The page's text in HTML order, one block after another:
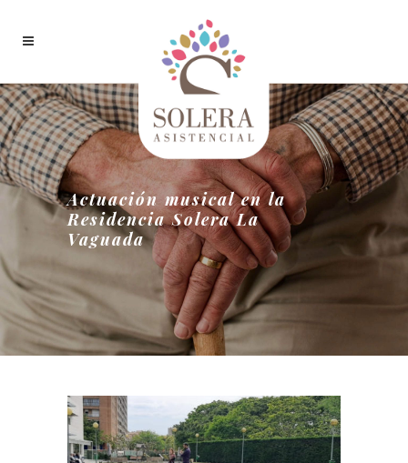
Actuación musical en la
Residencia Solera La
Vaguada